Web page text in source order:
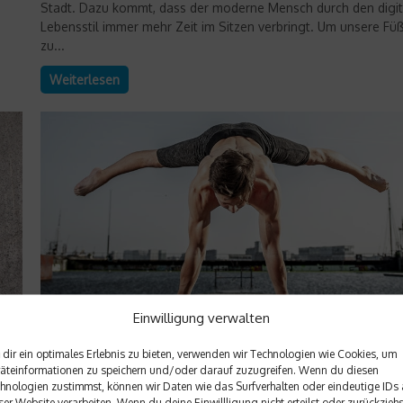
Einwilligung verwalten
dir ein optimales Erlebnis zu bieten, verwenden wir Technologien wie Cookies, um
zu speichern und/oder darauf zuzugreifen. Wenn du diesen
zustimmst, können wir Daten wie das Surfverhalten oder eindeutige IDs
Stadt. Dazu kommt, dass der moderne Mensch durch den
Lebensstil immer mehr Zeit im Sitzen verbringt. Um unsere
zu...
Weiterlesen
Richtig trainieren
9. Jahreskongress OSINSTITUT: Motor